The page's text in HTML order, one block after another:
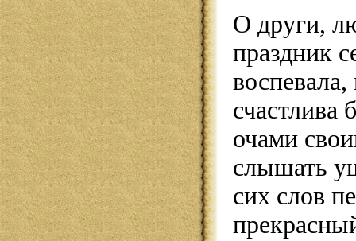
О други,
праздник
воспевала,
очами
слышать
сих слов